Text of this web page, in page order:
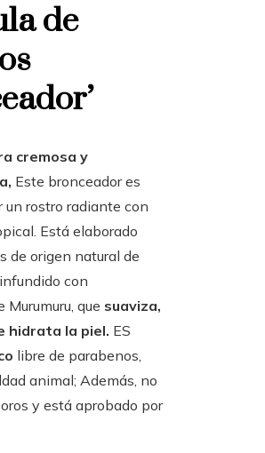
de
cremosa y
Este bronceador es
un rostro radiante con
Está elaborado
de origen natural de
con
que suaviza,
hidrata la piel. ES
libre de parabenos,
animal; Además, no
y está aprobado por